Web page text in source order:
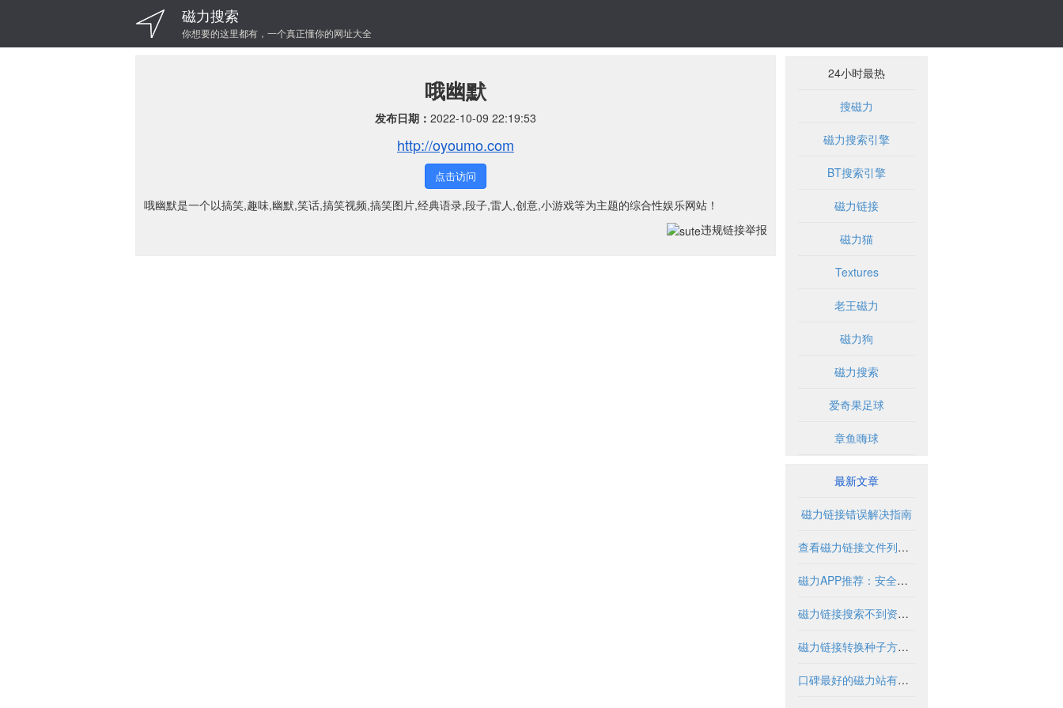
磁力搜索
你想要的这里都有，一个真正懂你的网址大全
哦幽默
发布日期： 2022-10-09 22:19:53
http://oyoumo.com
点击访问
哦幽默是一个以搞笑,趣味,幽默,笑话,搞笑视频,搞笑图片,经典语录,段子,雷人,创意,小游戏等为主题的综合性娱乐网站！
违规链接举报
24小时最热
搜磁力
磁力搜索引擎
BT搜索引擎
磁力链接
磁力猫
Textures
老王磁力
磁力狗
磁力搜索
爱奇果足球
章鱼嗨球
最新文章
磁力链接错误解决指南
查看磁力链接文件列表的实用方法与工具
磁力APP推荐：安全使用指南与优质资源盘点
磁力链接搜索不到资源怎么办？
磁力链接转换种子方法与工具解析
口碑最好的磁力站有哪些推荐？2024年全面解析